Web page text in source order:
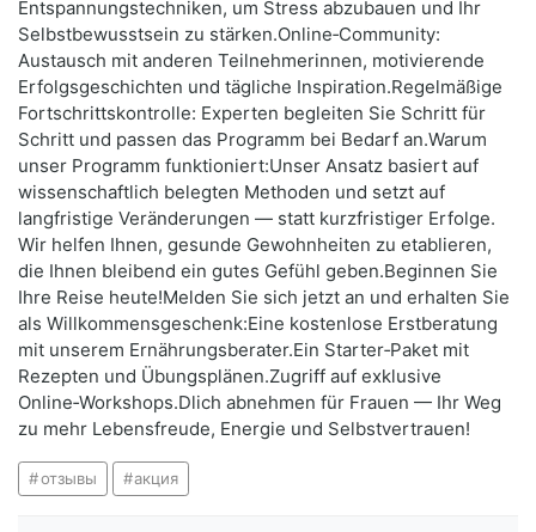
Entspannungstechniken, um Stress abzubauen und Ihr
Selbstbewusstsein zu stärken.Online‑Community:
Austausch mit anderen Teilnehmerinnen, motivierende
Erfolgsgeschichten und tägliche Inspiration.Regelmäßige
Fortschrittskontrolle: Experten begleiten Sie Schritt für
Schritt und passen das Programm bei Bedarf an.Warum
unser Programm funktioniert:Unser Ansatz basiert auf
wissenschaftlich belegten Methoden und setzt auf
langfristige Veränderungen — statt kurzfristiger Erfolge.
Wir helfen Ihnen, gesunde Gewohnheiten zu etablieren,
die Ihnen bleibend ein gutes Gefühl geben.Beginnen Sie
Ihre Reise heute!Melden Sie sich jetzt an und erhalten Sie
als Willkommensgeschenk:Eine kostenlose Erstberatung
mit unserem Ernährungsberater.Ein Starter‑Paket mit
Rezepten und Übungsplänen.Zugriff auf exklusive
Online‑Workshops.Dlich abnehmen für Frauen — Ihr Weg
zu mehr Lebensfreude, Energie und Selbstvertrauen!
отзывы акция